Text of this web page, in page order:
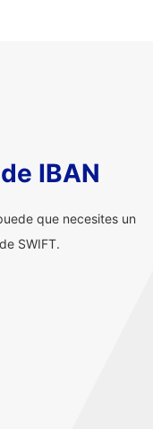
IBAN
que necesites un
SWIFT.